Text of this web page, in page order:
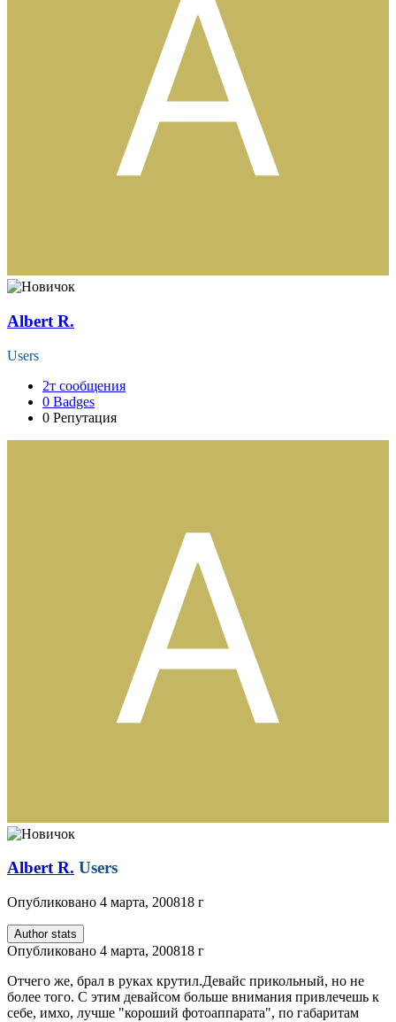
Albert R.
Users
2т сообщения
0 Badges
0 Репутация
Albert R. Users
Опубликовано 4 марта, 200818 г
Author stats
Опубликовано 4 марта, 200818 г
Отчего же, брал в руках крутил.Девайс прикольный, но не
более того. С этим девайсом больше внимания привлечешь к
себе, имхо, лучше "короший фотоаппарата", по габаритам